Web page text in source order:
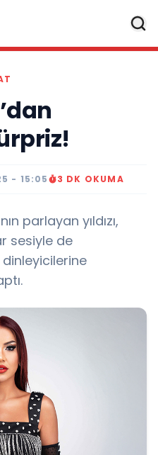
- 15:05 3 DK OKUMA
parlayan yıldızı,
sesiyle de
dinleyicilerine